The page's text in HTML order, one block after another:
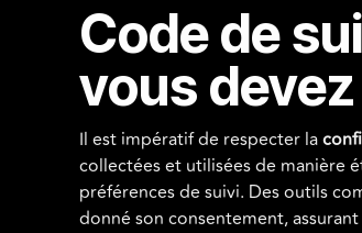
Code de
vous
Il est impératif de respecter la
collectées et utilisées de manière
préférences de suivi. Des outils
donné son consentement,